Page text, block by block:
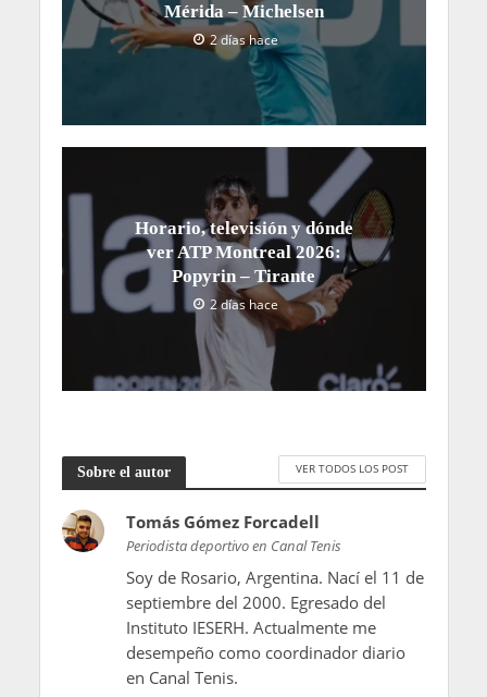
Mérida – Michelsen
2 días hace
Horario, televisión y dónde
ver ATP Montreal 2026:
Popyrin – Tirante
2 días hace
Sobre el autor VER TODOS LOS POST
Tomás Gómez Forcadell
Periodista deportivo en Canal Tenis
Soy de Rosario, Argentina. Nací el 11 de
septiembre del 2000. Egresado del
Instituto IESERH. Actualmente me
desempeño como coordinador diario
en Canal Tenis.